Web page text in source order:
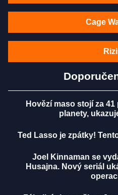
Cage
Hovězí maso stojí za
planety,
Ted Lasso je zpátky!
Joel Kinnaman se
Husajna. Nový seriál